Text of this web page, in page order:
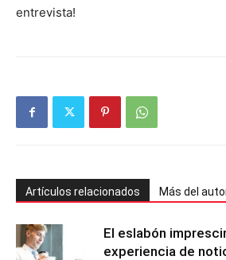
entrevista!
Artículos relacionados Más del
El eslabón
experiencia de